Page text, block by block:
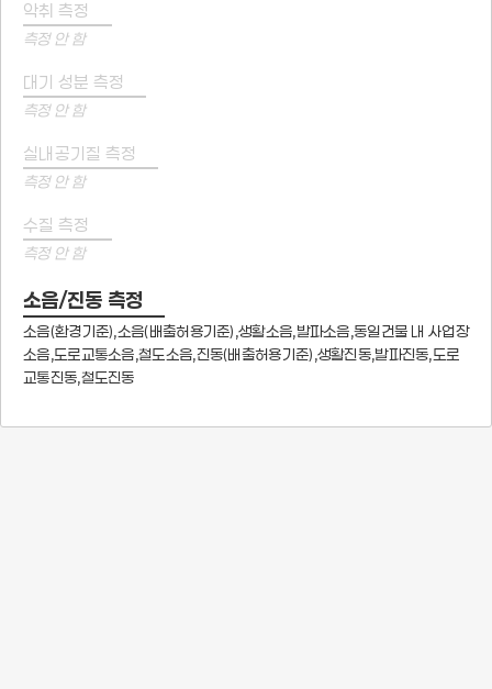
악취 측정
측정 안 함
대기 성분 측정
측정 안 함
실내공기질 측정
측정 안 함
수질 측정
측정 안 함
소음/진동 측정
소음(환경기준),소음(배출허용기준),생활소음,발파소음,동일건물 내 사업장
소음,도로교통소음,철도소음,진동(배출허용기준),생활진동,발파진동,도로
교통진동,철도진동